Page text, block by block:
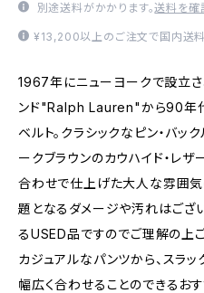
別途送料がかかります。送料を確
¥13,200以上のご注文で国内送料
1967年にニューヨークで設立さ
ンド"Ralph Lauren"から90年
ベルト。クラシックなピン・バッ
ークブラウンのカウハイド・レザ
合わせで仕上げた大人な雰囲気
題となるダメージや汚れはござ
るUSED品ですのでご理解の上
カジュアルなパンツから、スラ
幅広く合わせることのできるおす